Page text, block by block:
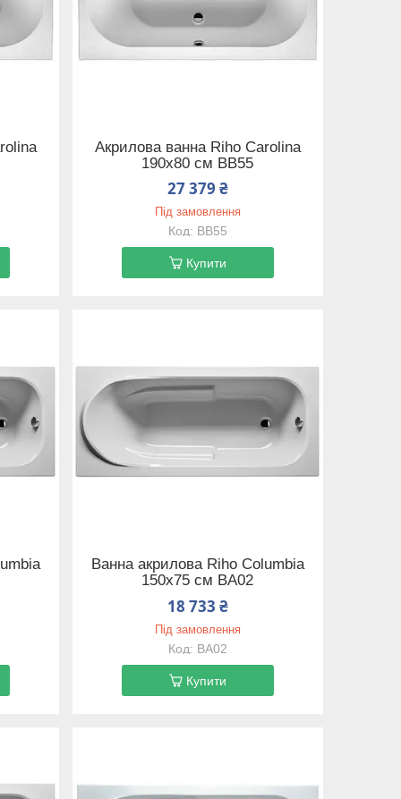
Акрилова ванна Riho Carolina
190x80 см BB55
27 379 ₴
Під замовлення
BB55
Купити
Ванна акрилова Riho Columbia
150x75 см BA02
18 733 ₴
Під замовлення
BA02
Купити